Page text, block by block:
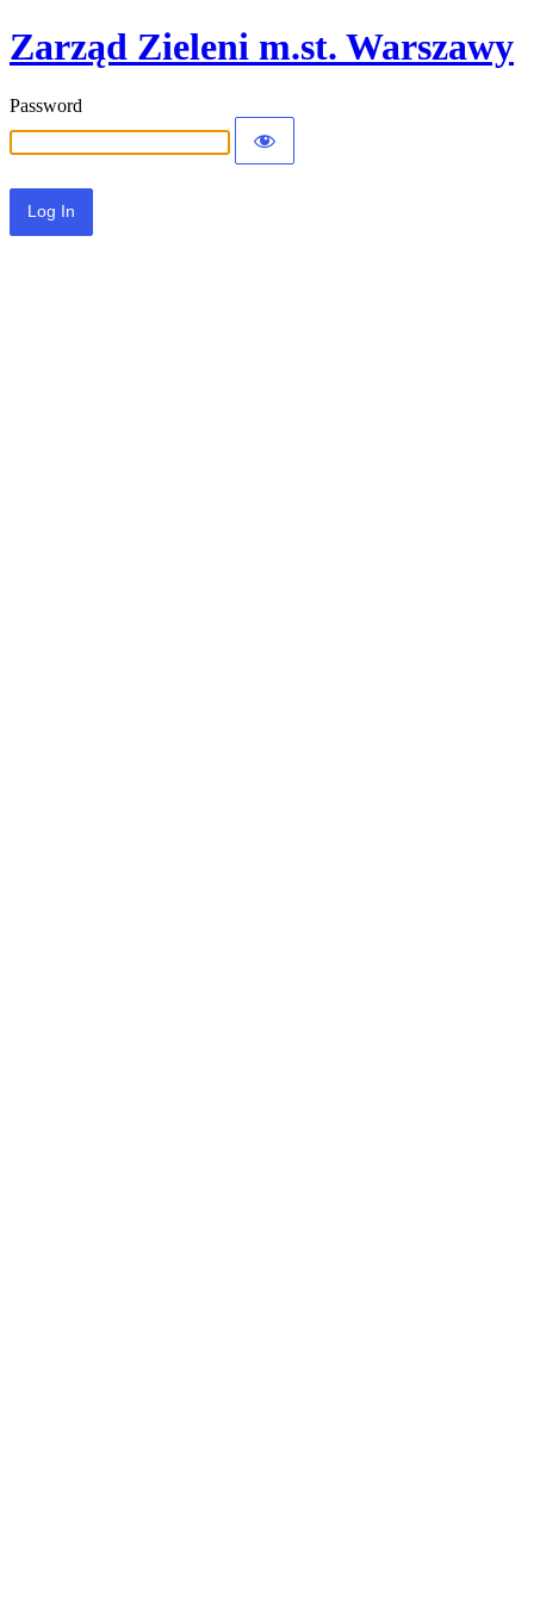
Zarząd Zieleni m.st. Warszawy
Password